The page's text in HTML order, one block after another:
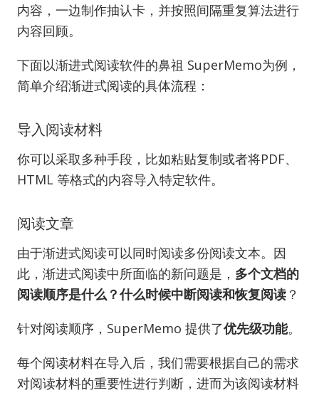
内容，一边制作抽认卡，并按照间隔重复算法进行
内容回顾。
下面以渐进式阅读软件的鼻祖 SuperMemo为例，
简单介绍渐进式阅读的具体流程：
导入阅读材料
你可以采取多种手段，比如粘贴复制或者将PDF、
HTML 等格式的内容导入特定软件。
阅读文章
由于渐进式阅读可以同时阅读多份阅读文本。因
此，渐进式阅读中所面临的新问题是， 多个文档的
阅读顺序是什么？什么时候中断阅读和恢复阅读 ？
针对阅读顺序，SuperMemo 提供了优先级功能。
每个阅读材料在导入后，我们需要根据自己的需求
对阅读材料的重要性进行判断，进而为该阅读材料